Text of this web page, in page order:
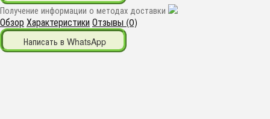
Получение информации о методах доставки
ОбзорХарактеристикиОтзывы (0)
Написать в WhatsApp